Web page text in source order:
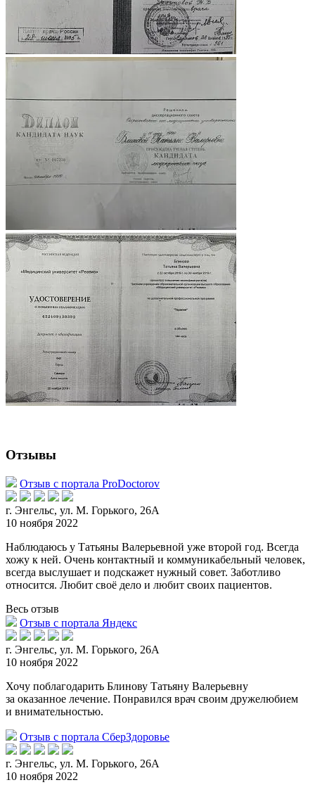
Отзывы
Отзыв с портала ProDoctorov
г. Энгельс, ул. М. Горького, 26А
10 ноября 2022
Наблюдаюсь у Татьяны Валерьевной уже второй год. Всегда
хожу к ней. Очень контактный и коммуникабельный человек,
всегда выслушает и подскажет нужный совет. Заботливо
относится. Любит своё дело и любит своих пациентов.
Весь отзыв
Отзыв с портала Яндекс
г. Энгельс, ул. М. Горького, 26А
10 ноября 2022
Хочу поблагодарить Блинову Татьяну Валерьевну
за оказанное лечение. Понравился врач своим дружелюбием
и внимательностью.
Отзыв с портала СберЗдоровье
г. Энгельс, ул. М. Горького, 26А
10 ноября 2022